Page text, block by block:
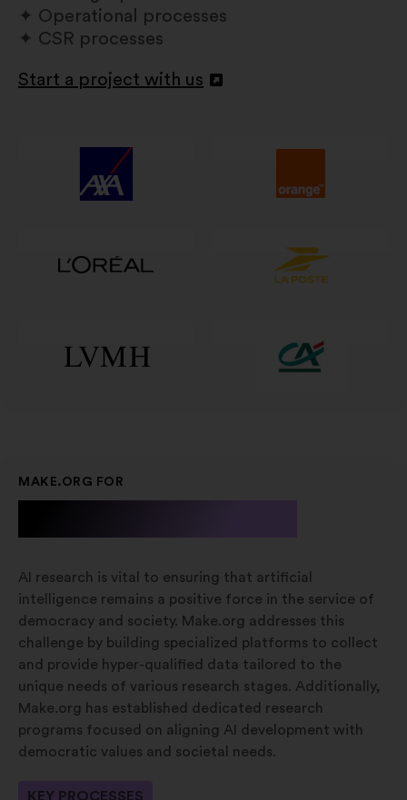
Operational processes
CSR processes
Start a project with us
Deschidere
MAKE.ORG FOR
AI research is vital to ensuring that artificial
intelligence remains a positive force in the service of
democracy and society. Make.org addresses this
challenge by building specialized platforms to collect
and provide hyper-qualified data tailored to the
unique needs of various research stages. Additionally,
Make.org has established dedicated research
programs focused on aligning AI development with
democratic values and societal needs.
KEY PROCESSES